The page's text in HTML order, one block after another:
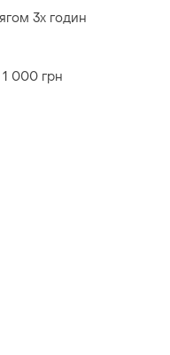
3х годин
000 грн